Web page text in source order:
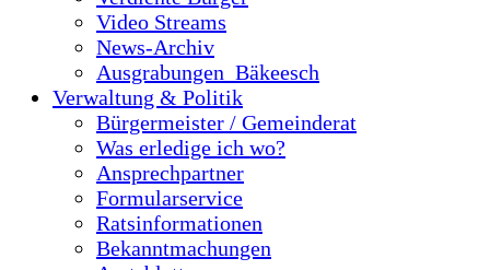
Video Streams
News-Archiv
Ausgrabungen_Bäkeesch
Verwaltung & Politik
Bürgermeister / Gemeinderat
Was erledige ich wo?
Ansprechpartner
Formularservice
Ratsinformationen
Bekanntmachungen